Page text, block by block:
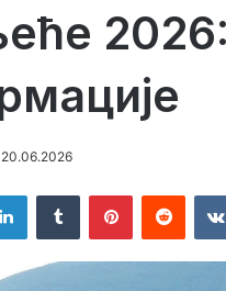
20.06.2026